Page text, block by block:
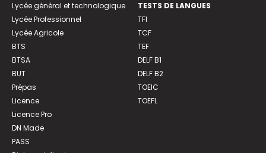
Lycée général et technologique
Lycée Professionnel
Lycée Agricole
BTS
BTSA
BUT
Prépas
Licence
Licence Pro
DN Made
PASS
TESTS DE LANGUES
TFI
TCF
TEF
DELF B1
DELF B2
TOEIC
TOEFL